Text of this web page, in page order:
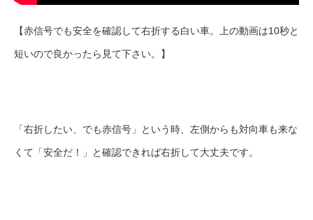
【赤信号でも安全を確認して右折する白い車。上の動画は10秒と
短いので良かったら見て下さい。】
「右折したい、でも赤信号」という時、左側からも対向車も来な
くて「安全だ！」と確認できれば右折して大丈夫です。